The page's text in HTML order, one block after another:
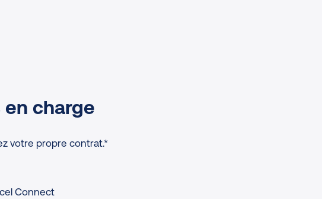
en charge
votre propre contrat.*
Connect